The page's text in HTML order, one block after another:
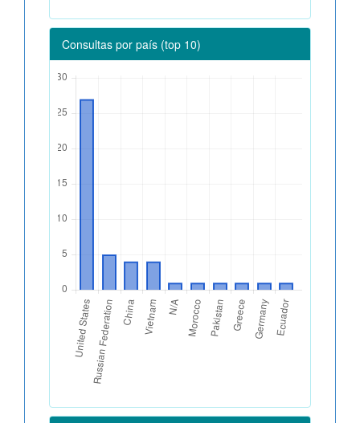
Consultas por país (top 10)